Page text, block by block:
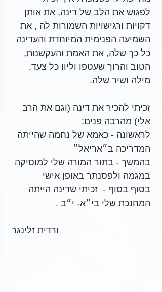
לפגוש את הלב של דינה, את אותן
דקויות ורגישויות השמורות לה , את
השמיעה הפנימית המיוחדת והעדינה
כל כך שלה, את האמת והעקשנות,
הטוב והרוך שעטפו וליוו כל צעד,
מילה ושיר שלה.
זכיתי להכיר את דינה (וגם את הרב
אלי) מהרבה פנים:
לראשונה - כאמא של נחמה שהייתה
המדריכה ב״אריאל״
בהמשך - בתור המורה שלי למוסיקה
במגמה ולפסנתר באופן אישי
בסוף בסוף -  זכיתי שדינה הייתה
המחנכת שלי בי״א- י״ב .
ורדית זלינגר